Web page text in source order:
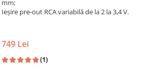
mm;
Ieșire pre-out RCA variabilă de la 2 la 3,4 V.
749 Lei
(1)